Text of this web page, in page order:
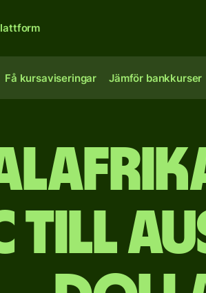
Få kursaviseringar Jämför bankkurser
till